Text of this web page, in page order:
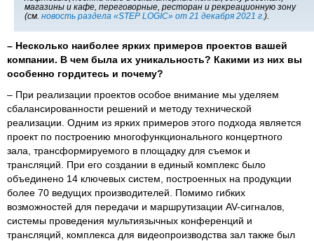
магазины и кафе, переговорные, ресторан и рекреационную зону
(см. новость раздела «STEP LOGIC» от 21 декабря 2021 г. ).
– Несколько наиболее ярких примеров проектов вашей
компании. В чем была их уникальность? Какими из них вы
особенно гордитесь и почему?
– При реализации проектов особое внимание мы уделяем
сбалансированности решений и методу технической
реализации. Одним из ярких примеров этого подхода является
проект по построению многофункционального концертного
зала, трансформируемого в площадку для съемок и
трансляций. При его создании в единый комплекс было
объединено 14 ключевых систем, построенных на продукции
более 70 ведущих производителей. Помимо гибких
возможностей для передачи и маршрутизации AV-сигналов,
системы проведения мультиязычных конференций и
трансляций, комплекса для видеопроизводства зал также был